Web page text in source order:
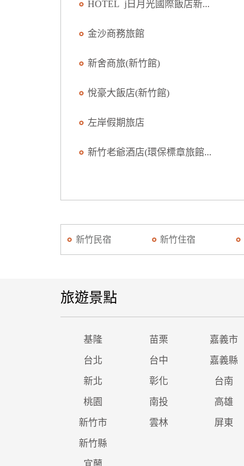
HOTEL j日月光國際飯店新...
金沙商務旅館
新舍商旅(新竹館)
悅豪大飯店(新竹館)
左岸假期旅店
新竹老爺酒店(環保標章旅館...
新竹民宿 新竹住宿
旅遊景點
基隆 苗栗 嘉義市
台北 台中 嘉義縣
新北 彰化 台南
桃園 南投 高雄
新竹市 雲林 屏東
新竹縣
宜蘭